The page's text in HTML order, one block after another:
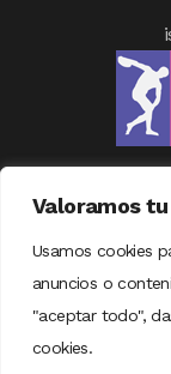
Valoramos
Usamos cookies
anuncios o
"aceptar todo",
cookies.